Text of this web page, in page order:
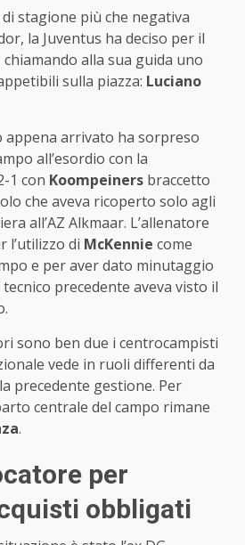
stagione più che negativa
la Juventus ha deciso per il
alla sua guida uno
sulla piazza: Luciano
appena arrivato ha sorpreso
all’esordio con la
1 con Koompeiners braccetto
che aveva ricoperto solo agli
all’AZ Alkmaar. L’allenatore
l’utilizzo di McKennie come
e per aver dato minutaggio
tecnico precedente aveva visto il
sono ben due i centrocampisti
vede in ruoli differenti da
precedente gestione. Per
centrale del campo rimane
.
per
obbligati